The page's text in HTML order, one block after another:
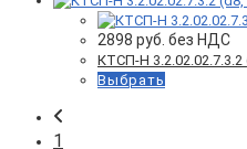
2898 руб. без НДС
КТСП-Н 3.2.02.02.7.3.2
Выбрать
1